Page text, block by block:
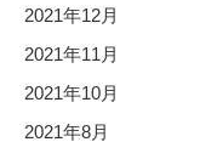
2021年12月
2021年11月
2021年10月
2021年8月